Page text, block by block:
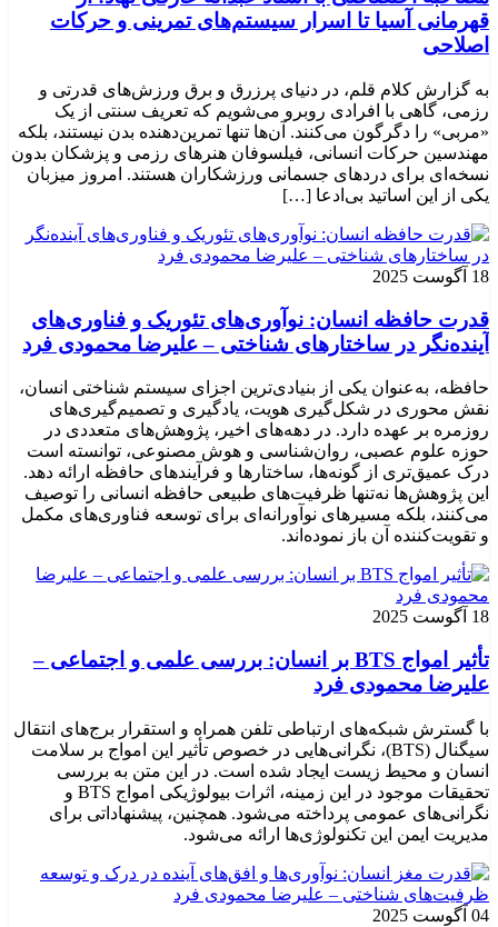
قهرمانی آسیا تا اسرار سیستم‌های تمرینی و حرکات
اصلاحی
به گزارش کلام قلم، در دنیای پرزرق و برق ورزش‌های قدرتی و
رزمی، گاهی با افرادی روبرو می‌شویم که تعریف سنتی از یک
«مربی» را دگرگون می‌کنند. آن‌ها تنها تمرین‌دهنده بدن نیستند، بلکه
مهندسین حرکات انسانی، فیلسوفان هنرهای رزمی و پزشکان بدون
نسخه‌ای برای دردهای جسمانی ورزشکاران هستند. امروز میزبان
یکی از این اساتید بی‌ادعا […]
18 آگوست 2025
قدرت حافظه انسان: نوآوری‌های تئوریک و فناوری‌های
آینده‌نگر در ساختارهای شناختی – علیرضا محمودی فرد
حافظه، به‌عنوان یکی از بنیادی‌ترین اجزای سیستم شناختی انسان،
نقش محوری در شکل‌گیری هویت، یادگیری و تصمیم‌گیری‌های
روزمره بر عهده دارد. در دهه‌های اخیر، پژوهش‌های متعددی در
حوزه علوم عصبی، روان‌شناسی و هوش مصنوعی، توانسته‌ است
درک عمیق‌تری از گونه‌ها، ساختارها و فرآیندهای حافظه ارائه دهد.
این پژوهش‌ها نه‌تنها ظرفیت‌های طبیعی حافظه انسانی را توصیف
می‌کنند، بلکه مسیرهای نوآورانه‌ای برای توسعه فناوری‌های مکمل
و تقویت‌کننده آن باز نموده‌اند.
18 آگوست 2025
تأثیر امواج BTS بر انسان: بررسی علمی و اجتماعی –
علیرضا محمودی فرد
با گسترش شبکه‌های ارتباطی تلفن همراه و استقرار برج‌های انتقال
سیگنال (BTS)، نگرانی‌هایی در خصوص تأثیر این امواج بر سلامت
انسان و محیط زیست ایجاد شده است. در این متن به بررسی
تحقیقات موجود در این زمینه، اثرات بیولوژیکی امواج BTS و
نگرانی‌های عمومی پرداخته می‌شود. همچنین، پیشنهاداتی برای
مدیریت ایمن این تکنولوژی‌ها ارائه می‌شود.
04 آگوست 2025